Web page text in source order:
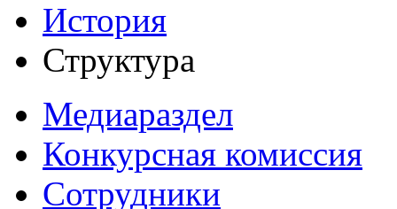
История
Структура
Медиараздел
Конкурсная комиссия
Сотрудники